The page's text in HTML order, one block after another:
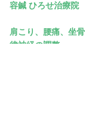
容鍼 ひろせ治療院
肩こり、腰痛、坐
律神経の調整